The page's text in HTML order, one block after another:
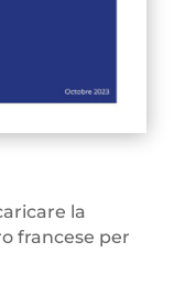
la
francese per